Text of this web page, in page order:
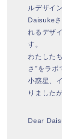
ルデザイ
Daisuke
れるデザ
す。
わたした
さ”をラボ
小惑星、
りました
Dear